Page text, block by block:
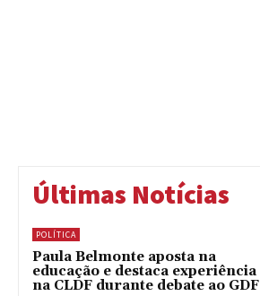
Últimas Notícias
POLÍTICA
Paula Belmonte aposta na
educação e destaca experiência
na CLDF durante debate ao GDF